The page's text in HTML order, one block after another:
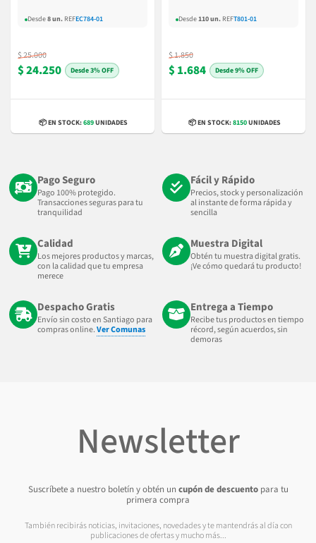
Desde8 un. REFEC784-01
$ 25.000
$ 24.250 3% OFF
📦 EN STOCK:689UNIDADES
Desde110 un. REFT801-01
$ 1.850
$ 1.684 9% OFF
📦 EN STOCK:8150UNIDADES
Pago Seguro
Pago 100% protegido.
Transacciones seguras para tu
tranquilidad
Fácil y Rápido
Precios, stock y personalización
al instante de forma rápida y
sencilla
Calidad
Los mejores productos y marcas,
con la calidad que tu empresa
merece
Muestra Digital
Obtén tu muestra digital gratis.
¡Ve cómo quedará tu producto!
Despacho Gratis
Envío sin costo en Santiago para
compras online.Ver Comunas
Entrega a Tiempo
Recibe tus productos en tiempo
récord, según acuerdos, sin
demoras
Newsletter
Suscríbete a nuestro boletín y obtén un cupón de descuentopara tu
primera compra
También recibirás noticias, invitaciones, novedades y te mantendrás al día con
publicaciones de ofertas y mucho más...